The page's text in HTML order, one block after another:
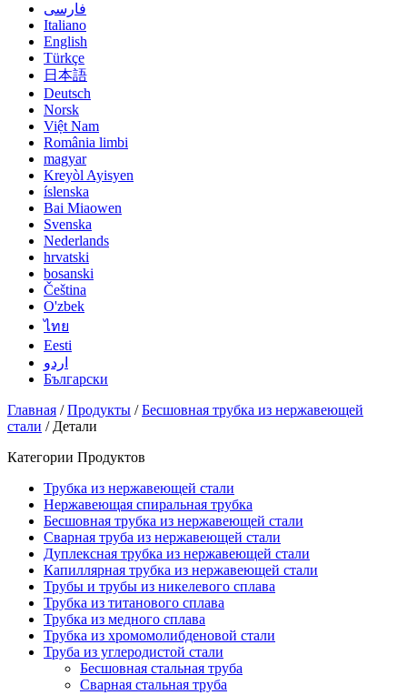
فارسی
Italiano
English
Türkçe
日本語
Deutsch
Norsk
Việt Nam
România limbi
magyar
Kreyòl Ayisyen
íslenska
Bai Miaowen
Svenska
Nederlands
hrvatski
bosanski
Čeština
O'zbek
ไทย
Eesti
اردو
Български
Главная /Продукты /Бесшовная трубка из нержавеющей
стали / Детали
Категории Продуктов
Трубка из нержавеющей стали
Нержавеющая спиральная трубка
Бесшовная трубка из нержавеющей стали
Сварная труба из нержавеющей стали
Дуплексная трубка из нержавеющей стали
Капиллярная трубка из нержавеющей стали
Трубы и трубы из никелевого сплава
Трубка из титанового сплава
Трубка из медного сплава
Трубка из хромомолибденовой стали
Труба из углеродистой стали
Бесшовная стальная труба
Сварная стальная труба